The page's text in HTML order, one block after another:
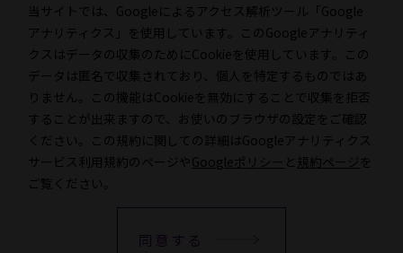
●お酒は２０歳になってから。
●お酒はおいしく適量を。
●飲酒運転は絶対にやめましょう。
●妊娠中や授乳期の飲酒は、幼児・乳児の発育に影響する恐
れがありますので、気をつけましょう。
当サイトでは、Googleによるアクセス解析ツール「Google
アナリティクス」を使用しています。このGoogleアナリティ
クスはデータの収集のためにCookieを使用しています。この
データは匿名で収集されており、個人を特定するものではあ
りません。この機能はCookieを無効にすることで収集を拒否
することが出来ますので、お使いのブラウザの設定をご確認
ください。この規約に関しての詳細はGoogleアナリティクス
サービス利用規約のページやGoogleポリシー と 規約ページ を
ご覧ください。
同意する